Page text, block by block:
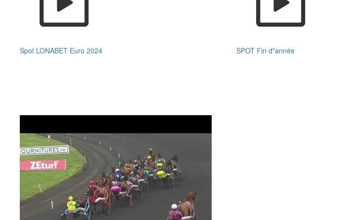
Spot LONABET Euro 2024 SPOT Fin d"année